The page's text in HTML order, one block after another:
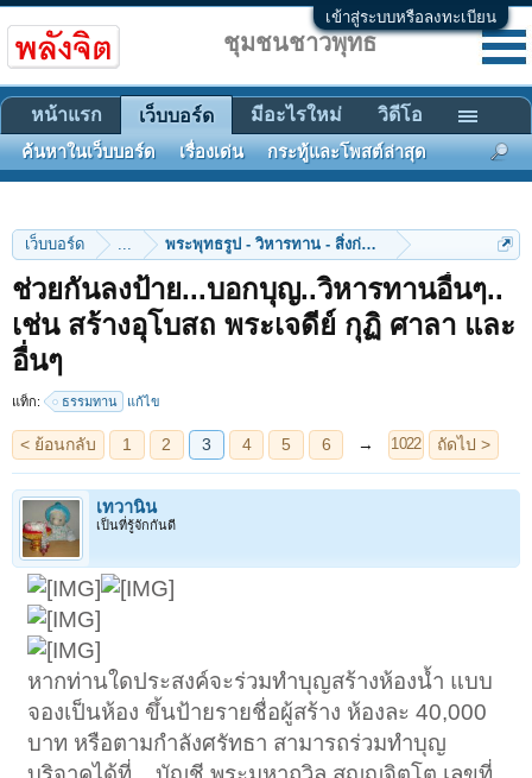
เข้าสู่ระบบหรือลงทะเบียน
เว็บบอร์ด ... พระพุทธรูป - วิหารทาน - สิ่งก่อสร้าง
ช่วยกันลงป้าย...บอกบุญ..วิหารทานอื่นๆ..
เช่น สร้างอุโบสถ พระเจดีย์ กุฏิ ศาลา และ
อื่นๆ
แท็ก: ธรรมทาน แก้ไข
< ย้อนกลับ 1 2 3 4 5 6 → 1022 ถัดไป >
เทวานิน
เป็นที่รู้จักกันดี
หากท่านใดประสงค์จะร่วมทำบุญสร้างห้องน้ำ แบบ
จองเป็นห้อง ขึ้นป้ายรายชื่อผู้สร้าง ห้องละ 40,000
บาท หรือตามกำลังศรัทธา สามารถร่วมทำบุญ
ชุมชนชาวพุทธ
หน้าแรก เว็บบอร์ด
ค้นหาในเว็บบอร์ด เรื่องเด่น กระทู้และโพสต์ล่าสุด
มีอะไรใหม่ วิดีโอ